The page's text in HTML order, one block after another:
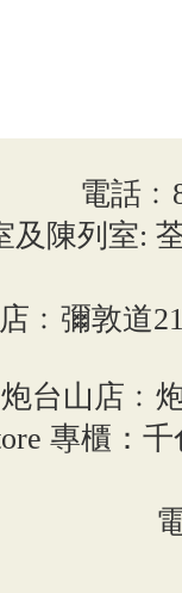
電話
及陳列室:
﹕彌敦道
炮台山店﹕
專櫃：